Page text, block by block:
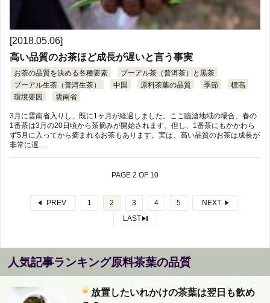
[2018.05.06]
高い品質のお茶ほど成長が遅いと言う事実
お茶の品質を決める各種要素
プーアル茶（普洱茶）と黒茶
プーアル生茶（普洱生茶）
中国 原料茶葉の品質 季節
標高
環境要因
雲南省
3月に雲南省入りし、既に1ヶ月が経過しました。ここ臨滄地域の場合、春の
1番茶は3月の20日頃から茶摘みが開始されます。但し、1番茶にもかかわら
ず5月に入ってから摘まれるお茶もあります。実は、高い品質のお茶は成長が
非常に遅 …
PAGE 2 OF 10
PREV 1 2 3 4 5
NEXT
LAST
人気記事ランキング原料茶葉の品質
放置したいれかけの茶葉は翌日も飲め